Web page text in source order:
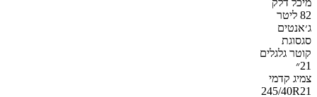
82 ליטר
ג׳אנטים
סגסוגת
קוטר גלגלים
21״
צמיג קדמי
245/40R21